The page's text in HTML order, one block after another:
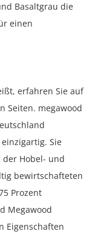
Basaltgrau die
einen
erfahren Sie auf
Seiten. megawood
Sie
der Hobel- und
bewirtschafteten
Prozent
Megawood
Eigenschaften